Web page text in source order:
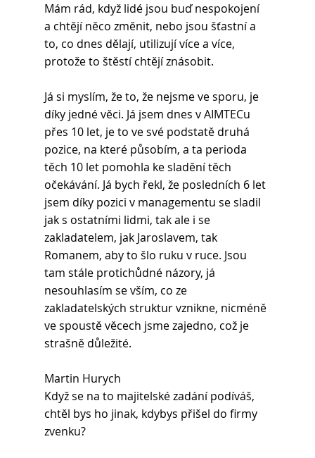
Mám rád, když lidé jsou buď nespokojení
a chtějí něco změnit, nebo jsou šťastní a
to, co dnes dělají, utilizují více a více,
protože to štěstí chtějí znásobit.
Já si myslím, že to, že nejsme ve sporu, je
díky jedné věci. Já jsem dnes v AIMTECu
přes 10 let, je to ve své podstatě druhá
pozice, na které působím, a ta perioda
těch 10 let pomohla ke sladění těch
očekávání. Já bych řekl, že posledních 6 let
jsem díky pozici v managementu se sladil
jak s ostatními lidmi, tak ale i se
zakladatelem, jak Jaroslavem, tak
Romanem, aby to šlo ruku v ruce. Jsou
tam stále protichůdné názory, já
nesouhlasím se vším, co ze
zakladatelských struktur vznikne, nicméně
ve spoustě věcech jsme zajedno, což je
strašně důležité.
Martin Hurych
Když se na to majitelské zadání podíváš,
chtěl bys ho jinak, kdybys přišel do firmy
zvenku?